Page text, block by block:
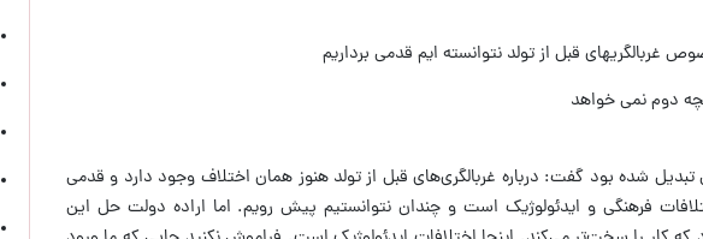
غربالگریهای قبل از تولد نتوانسته ایم قدمی برداریم
دوم نمی خواهد
تبدیل شده بود گفت: درباره غربالگری‌های قبل از تولد هنوز همان اختلاف وجود دارد و قدمی
فرهنگی و ایدئولوژیک است و چندان نتوانستیم پیش رویم. اما اراده دولت حل این